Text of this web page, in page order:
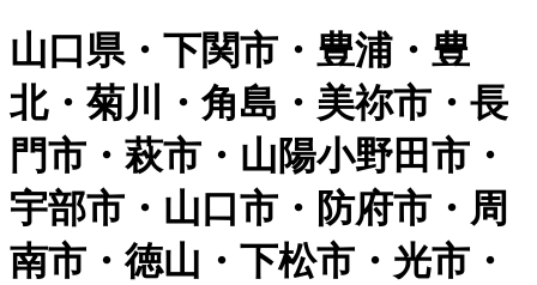
山口県・下関市・豊浦・豊
北・菊川・角島・美祢市・長
門市・萩市・山陽小野田市・
宇部市・山口市・防府市・周
南市・徳山・下松市・光市・